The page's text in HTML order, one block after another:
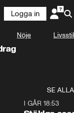
Logga in
Nöje Livsstil
SE ALLA
I GÅR 18:53